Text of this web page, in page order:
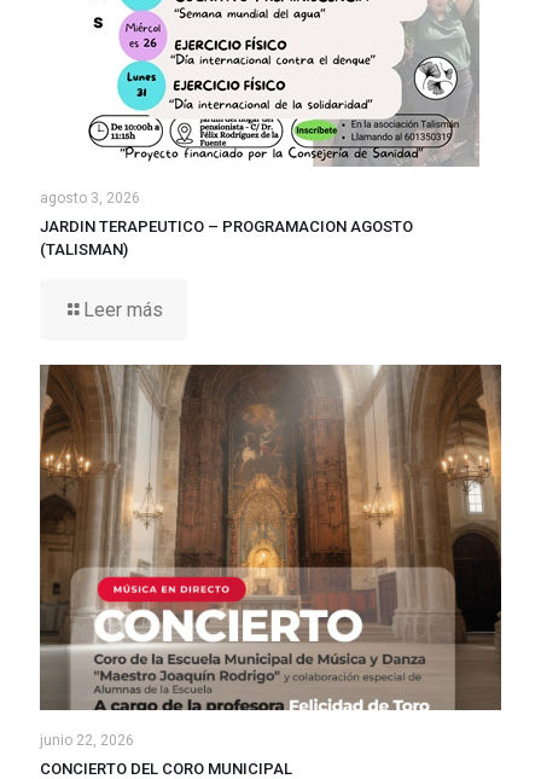
agosto 3, 2026
JARDIN TERAPEUTICO – PROGRAMACION AGOSTO
(TALISMAN)
Leer más
junio 22, 2026
CONCIERTO DEL CORO MUNICIPAL